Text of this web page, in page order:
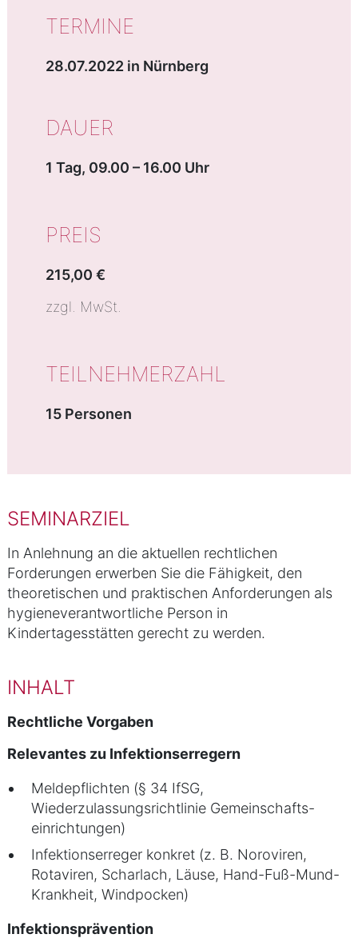
SEMINARZIEL
In Anlehnung an die aktuellen rechtlichen
Forderungen erwerben Sie die Fähigkeit, den
theoretischen und praktischen Anforderungen als
hygieneverantwortliche Person in
Kindertagesstätten gerecht zu werden.
INHALT
Rechtliche Vorgaben
Relevantes zu Infektionserregern
Meldepflichten (§ 34 IfSG,
Wiederzulassungsrichtlinie Gemeinschafts-
einrichtungen)
Infektionserreger konkret (z. B. Noroviren,
Rotaviren, Scharlach, Läuse, Hand-Fuß-Mund-
Krankheit, Windpocken)
Infektionsprävention
TERMINE
28.07.2022 in Nürnberg
DAUER
1 Tag, 09.00 – 16.00 Uhr
PREIS
215,00 €
zzgl. MwSt.
TEILNEHMERZAHL
15 Personen